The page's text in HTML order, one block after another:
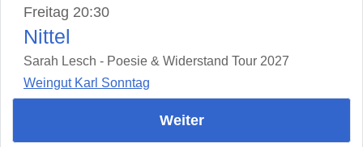
Freitag 20:30
Nittel
Sarah Lesch - Poesie & Widerstand Tour 2027
Weingut Karl Sonntag
Weiter